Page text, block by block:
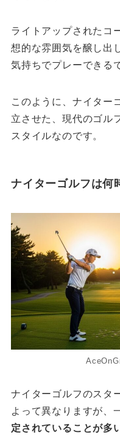
ライトアップされたコ
想的な雰囲気を醸し出
気持ちでプレーできる
このように、ナイター
立させた、現代のゴル
スタイルなのです。
ナイターゴルフは何
ナイターゴルフのスタ
よって異なりますが、
定されていることが多